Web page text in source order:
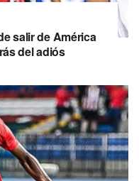
salir de América
del adiós